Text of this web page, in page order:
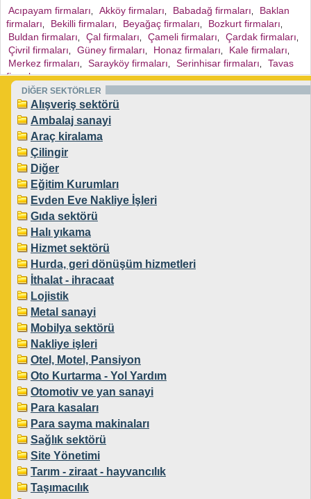
Acıpayam firmaları Akköy firmaları Babadağ firmaları
Baklan
firmaları
Bekilli firmaları Beyağaç firmaları Bozkurt firmaları
Buldan firmaları Çal firmaları Çameli firmaları Çardak firmaları
Çivril firmaları Güney firmaları Honaz firmaları Kale firmaları
Merkez firmaları Sarayköy firmaları Serinhisar firmaları
Tavas
firmaları,
DİĞER SEKTÖRLER
Alışveriş sektörü
Ambalaj sanayi
Araç kiralama
Çilingir
Diğer
Eğitim Kurumları
Evden Eve Nakliye İşleri
Gıda sektörü
Halı yıkama
Hizmet sektörü
Hurda, geri dönüşüm hizmetleri
İthalat - ihracaat
Lojistik
Metal sanayi
Mobilya sektörü
Nakliye işleri
Otel, Motel, Pansiyon
Oto Kurtarma - Yol Yardım
Otomotiv ve yan sanayi
Para kasaları
Para sayma makinaları
Sağlık sektörü
Site Yönetimi
Tarım - ziraat - hayvancılık
Taşımacılık